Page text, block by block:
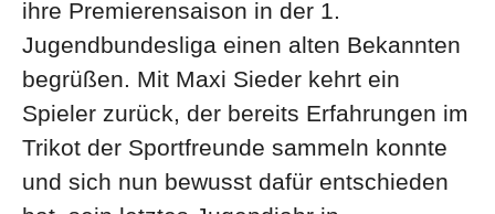
ihre Premierensaison in der 1.
Jugendbundesliga einen alten Bekannten
begrüßen. Mit Maxi Sieder kehrt ein
Spieler zurück, der bereits Erfahrungen im
Trikot der Sportfreunde sammeln konnte
und sich nun bewusst dafür entschieden